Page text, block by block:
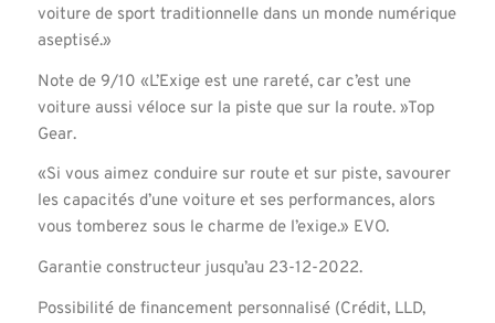
voiture de sport traditionnelle dans un monde numérique
aseptisé.»
Note de 9/10 «L’Exige est une rareté, car c’est une
voiture aussi véloce sur la piste que sur la route. »Top
Gear.
«Si vous aimez conduire sur route et sur piste, savourer
les capacités d’une voiture et ses performances, alors
vous tomberez sous le charme de l’exige.» EVO.
Garantie constructeur jusqu’au 23-12-2022.
Possibilité de financement personnalisé (Crédit, LLD,